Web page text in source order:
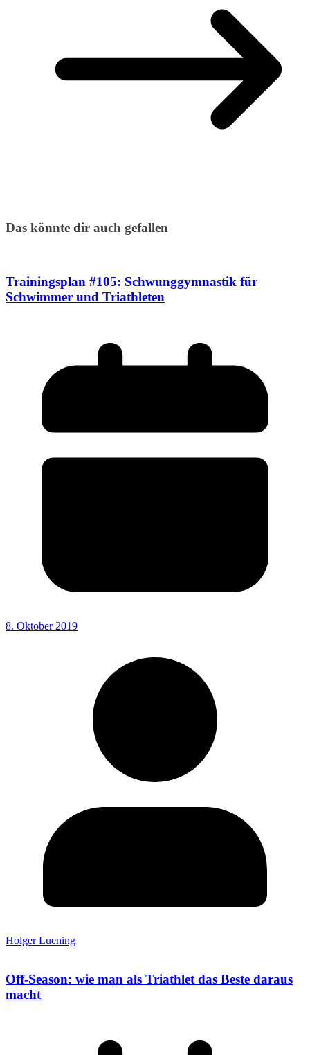
Das könnte dir auch gefallen
Trainingsplan #105: Schwunggymnastik für
Schwimmer und Triathleten
8. Oktober 2019
Holger Luening
Off-Season: wie man als Triathlet das Beste daraus
macht